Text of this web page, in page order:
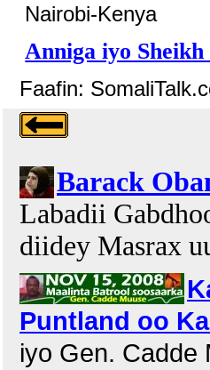
Nairobi-Kenya
Anniga iyo
Faafin:
Barack
Labadii
diidey Masrax
Puntland oo
iyo Gen. Cadde